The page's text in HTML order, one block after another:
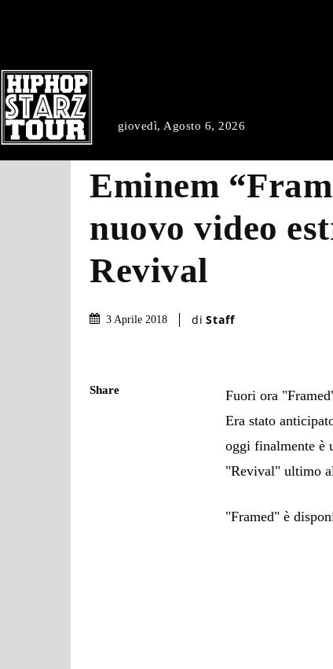
giovedì, Agosto 6, 2026
Eminem
nuovo video
Revival
3 Aprile 2018 di Staff
Share Fuori ora
Era stato
oggi finalmente è
"Revival" ultimo
"Framed" è